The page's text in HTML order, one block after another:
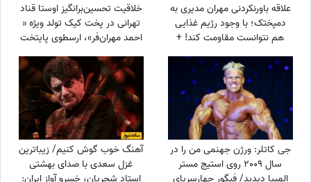
علاقه باورنکردنی مهران مدیری به
دمپختک؛ با وجود رژیم غذایی
هم نتوانست مقاومت کند! +
ویدئو
خلاقیت تحسین‌برانگیز اوستا قناد
تهرانی در پخت کیک تولد ویژه «
احمد مهران‌فر»، ارسطوی پایتخت
حماسه آفرید/ ترکیب خلاقانه و
منحصربه‌فرد از ارسطو و آشپزی
جی کاتلر: ورژن جهنمی من را در
سال 2009 روی استیج مستر
آهنگ خوب گوش کنیم/ زیباترین
غزل سعدی با صدای بهشتی